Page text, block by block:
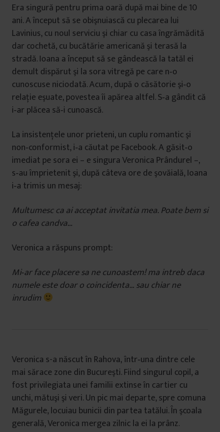
Era singură pentru prima oară după mai bine de 10
ani. A început să se obişnuiască cu plecarea lui
Lavinius, cu noul serviciu şi chiar cu casa îngrămădită
dar cochetă, cu bucătărie americană şi terasă la
stradă. Ioana a început să se gândească la tatăl ei
demult dispărut şi la sora vitregă pe care n‐o
cunoscuse niciodată. Acum, după o căsătorie şi‐o
relaţie eşuate, povestea îi apărea altfel. S‐a gândit că
i‐ar plăcea să‐i cunoască.
La insistenţele unor prieteni, un cuplu romantic şi
non‐conformist, i‐a căutat pe Facebook. A găsit‐o
imediat pe sora ei – e singura Veronica Prândurel –,
s‐au împrietenit şi, după câteva ore de şovăială, Ioana
i‐a trimis un mesaj:
Multumesc ca ai acceptat invitatia mea. Poate bem si
o cafea candva…
Veronica a răspuns prompt:
Mi‐ar face placere sa ne cunoastem! ma intreb daca
numele este doar o coincidenta… sau chiar ne
inrudim
Veronica s-a născut în Rahova,într‐una dintre cele
mai sărace zone din Bucureşti. Fiind singurul copil, a
fost privilegiata unei familii extinse în cartier cu
unchi, mătuşi şi veri. Un pic mai departe, spre comuna
Măgurele, locuiau bunicii din partea tatălui. În şcoala
generală, Veronica mergea zilnic la ei la prânz.